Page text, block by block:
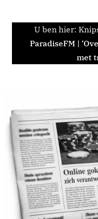
U ben hier:
ParadiseFM |
met